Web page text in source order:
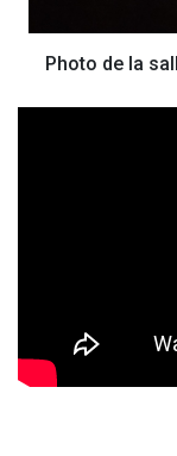
Photo de la